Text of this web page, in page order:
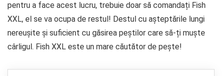
pentru a face acest lucru, trebuie doar să comandați Fish
XXL, el se va ocupa de restul! Destul cu așteptările lungi
nereușite și suficient cu găsirea peștilor care să-ți muște
cârligul. Fish XXL este un mare căutător de pește!